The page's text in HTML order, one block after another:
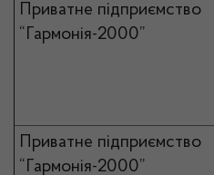
Приватне підприємство
“Гармонія-2000”
Приватне підприємство
“Гармонія-2000”